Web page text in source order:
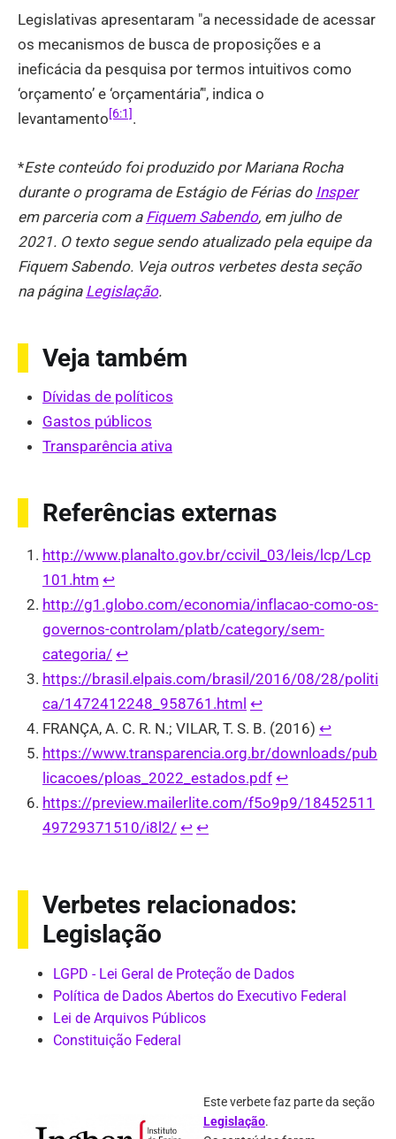
Legislativas apresentaram "a necessidade de acessar
os mecanismos de busca de proposições e a
ineficácia da pesquisa por termos intuitivos como
‘orçamento’ e ‘orçamentária’", indica o
levantamento[6:1].
*Este conteúdo foi produzido por Mariana Rocha
durante o programa de Estágio de Férias do Insper
em parceria com a Fiquem Sabendo, em julho de
2021. O texto segue sendo atualizado pela equipe da
Fiquem Sabendo. Veja outros verbetes desta seção
na página Legislação.
Veja também
Dívidas de políticos
Gastos públicos
Transparência ativa
Referências externas
http://www.planalto.gov.br/ccivil_03/leis/lcp/Lcp
101.htm ↩︎
http://g1.globo.com/economia/inflacao-como-os-
governos-controlam/platb/category/sem-
categoria/ ↩︎
https://brasil.elpais.com/brasil/2016/08/28/politi
ca/1472412248_958761.html ↩︎
FRANÇA, A. C. R. N.; VILAR, T. S. B. (2016) ↩︎
https://www.transparencia.org.br/downloads/pub
licacoes/ploas_2022_estados.pdf ↩︎
https://preview.mailerlite.com/f5o9p9/18452511
49729371510/i8l2/ ↩︎ ↩︎
Verbetes relacionados:
Legislação
LGPD - Lei Geral de Proteção de Dados
Política de Dados Abertos do Executivo Federal
Lei de Arquivos Públicos
Constituição Federal
Este verbete faz parte da seção
Legislação.